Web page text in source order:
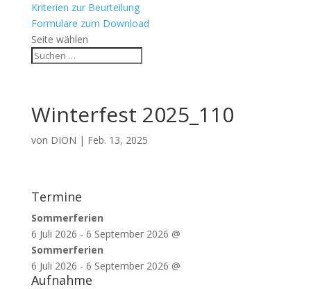
Kriterien zur Beurteilung
Formulare zum Download
Seite wählen
Winterfest 2025_110
von DION | Feb. 13, 2025
Termine
Sommerferien
6 Juli 2026 - 6 September 2026 @
Sommerferien
6 Juli 2026 - 6 September 2026 @
Aufnahme